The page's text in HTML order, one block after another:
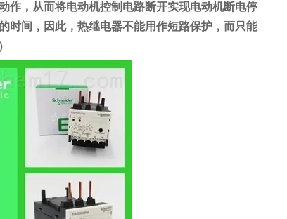
作，从而将电动机控制电路断开实现电动机断电停
时间，因此，热继电器不能用作短路保护，而只能